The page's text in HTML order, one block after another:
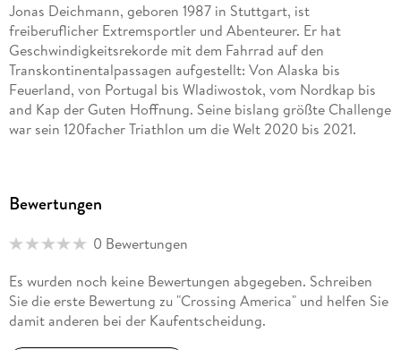
Jonas Deichmann, geboren 1987 in Stuttgart, ist
freiberuflicher Extremsportler und Abenteurer. Er hat
Geschwindigkeitsrekorde mit dem Fahrrad auf den
Transkontinentalpassagen aufgestellt: Von Alaska bis
Feuerland, von Portugal bis Wladiwostok, vom Nordkap bis
and Kap der Guten Hoffnung. Seine bislang größte Challenge
war sein 120facher Triathlon um die Welt 2020 bis 2021.
Bewertungen
0 Bewertungen
Es wurden noch keine Bewertungen abgegeben. Schreiben
Sie die erste Bewertung zu "Crossing America" und helfen Sie
damit anderen bei der Kaufentscheidung.